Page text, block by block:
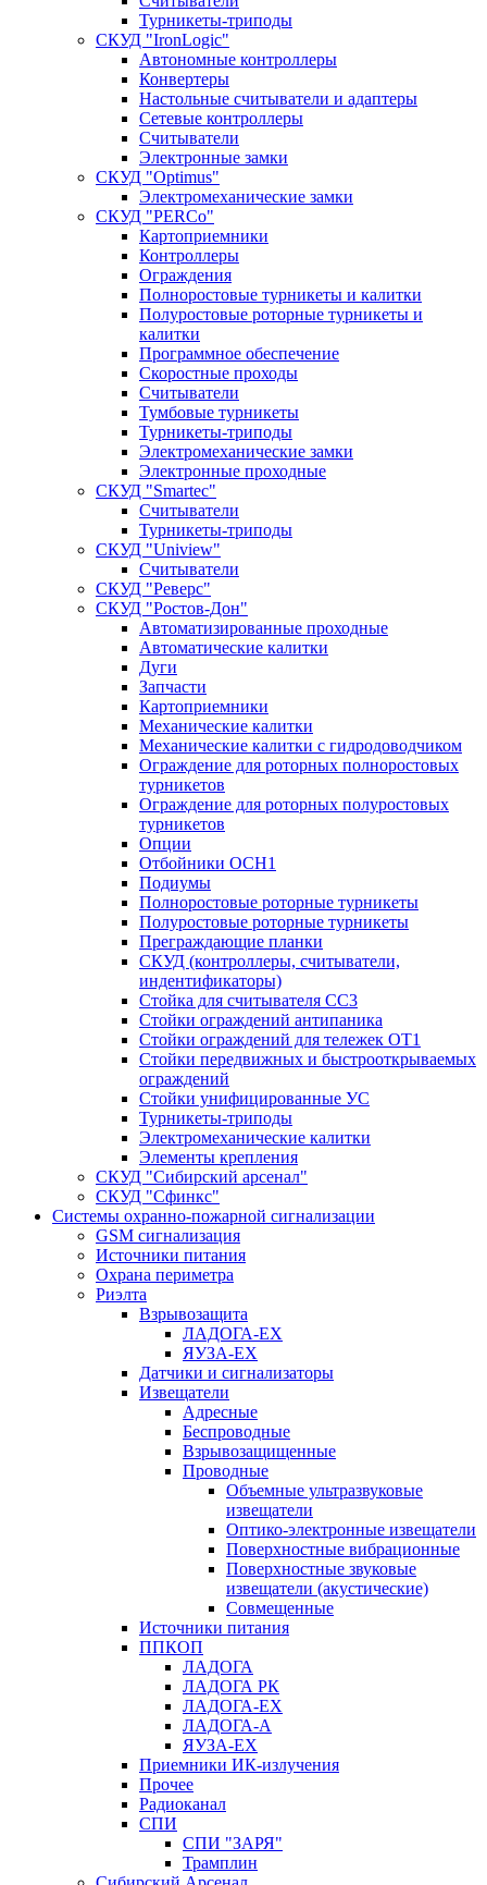
Турникеты-триподы
СКУД "IronLogic"
Автономные контроллеры
Конвертеры
Настольные считыватели и адаптеры
Сетевые контроллеры
Считыватели
Электронные замки
СКУД "Optimus"
Электромеханические замки
СКУД "PERCo"
Картоприемники
Контроллеры
Ограждения
Полноростовые турникеты и калитки
Полуростовые роторные турникеты и
калитки
Программное обеспечение
Скоростные проходы
Считыватели
Тумбовые турникеты
Турникеты-триподы
Электромеханические замки
Электронные проходные
СКУД "Smartec"
Считыватели
Турникеты-триподы
СКУД "Uniview"
Считыватели
СКУД "Реверс"
СКУД "Ростов-Дон"
Автоматизированные проходные
Автоматические калитки
Дуги
Запчасти
Картоприемники
Механические калитки
Механические калитки с гидродоводчиком
Ограждение для роторных полноростовых
турникетов
Ограждение для роторных полуростовых
турникетов
Опции
Отбойники ОСН1
Подиумы
Полноростовые роторные турникеты
Полуростовые роторные турникеты
Преграждающие планки
СКУД (контроллеры, считыватели,
индентификаторы)
Стойка для считывателя СС3
Стойки ограждений антипаника
Стойки ограждений для тележек ОТ1
Стойки передвижных и быстрооткрываемых
ограждений
Стойки унифицированные УС
Турникеты-триподы
Электромеханические калитки
Элементы крепления
СКУД "Сибирский арсенал"
СКУД "Сфинкс"
Системы охранно-пожарной сигнализации
GSM сигнализация
Источники питания
Охрана периметра
Риэлта
Взрывозащита
ЛАДОГА-EX
ЯУЗА-ЕХ
Датчики и сигнализаторы
Извещатели
Адресные
Беспроводные
Взрывозащищенные
Проводные
Объемные ультразвуковые
извещатели
Оптико-электронные извещатели
Поверхностные вибрационные
Поверхностные звуковые
извещатели (акустические)
Совмещенные
Источники питания
ППКОП
ЛАДОГА
ЛАДОГА РК
ЛАДОГА-EX
ЛАДОГА-А
ЯУЗА-ЕХ
Приемники ИК-излучения
Прочее
Радиоканал
СПИ
СПИ "ЗАРЯ"
Трамплин